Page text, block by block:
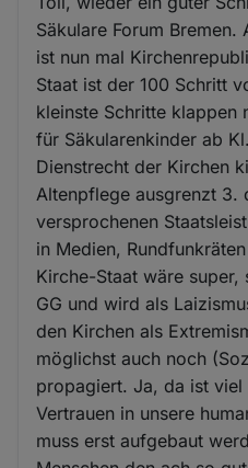
Säkulare Forum Bremen.
ist nun mal
Staat ist der 100 Schritt
kleinste Schritte klappen
für Säkularenkinder ab
Dienstrecht der Kirchen
Altenpflege ausgrenzt 3.
versprochenen
in Medien,
Kirche-Staat wäre super,
GG und wird als
den Kirchen als
möglichst auch noch
propagiert. Ja, da ist viel
Vertrauen in unsere
muss erst aufgebaut